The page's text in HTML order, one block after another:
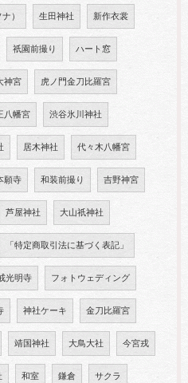
） 生田神社 新作衣裳
祇園前撮り ハート窓
神宮 虎ノ門金刀比羅宮
八幡宮 渋谷氷川神社
居木神社 代々木八幡宮
願寺 和装前撮り 吉野神宮
芦屋神社 大山祇神社
「特定商取引法に基づく表記」
光明寺 フォトウェディング
神社ケーキ 金刀比羅宮
靖国神社 大鳥大社 今宮戎
和室 鎌倉 サクラ